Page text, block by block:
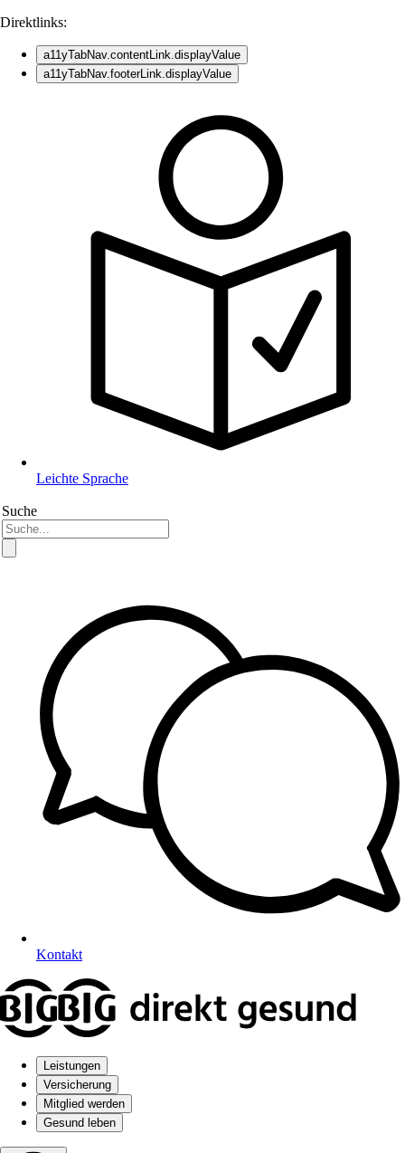
Direktlinks:
a11yTabNav.contentLink.displayValue
a11yTabNav.footerLink.displayValue
Leichte Sprache
Suche
Kontakt
Leistungen
Versicherung
Mitglied werden
Gesund leben